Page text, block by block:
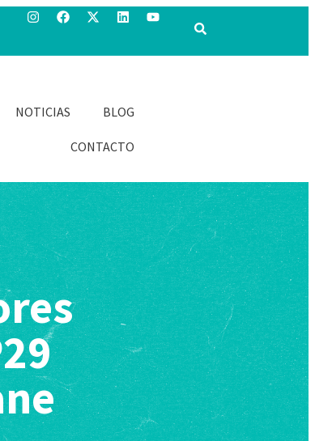
NOTICIAS BLOG
CONTACTO